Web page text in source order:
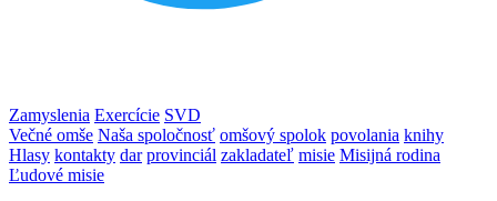
Zamyslenia Exercície SVD
Večné omše Naša spoločnosť omšový spolok povolania knihy
Hlasy kontakty dar provinciál zakladateľ misie Misijná rodina
Ľudové misie